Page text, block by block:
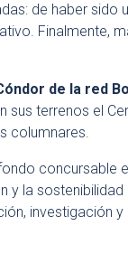
de haber sido
Finalmente,
de la red
sus terrenos el
columnares.
concursable
y la sostenibilidad
investigación y